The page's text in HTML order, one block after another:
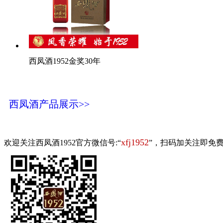
西凤酒1952金奖30年
西凤酒产品展示>>
欢迎关注西凤酒1952官方微信号:“xfj1952”，扫码加关注即免